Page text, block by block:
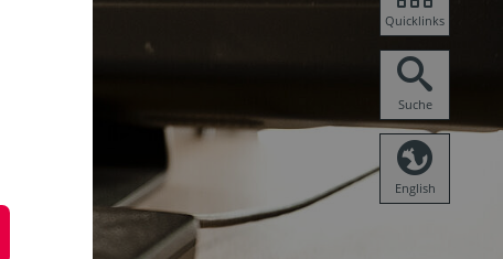
Quicklinks
Suche
English